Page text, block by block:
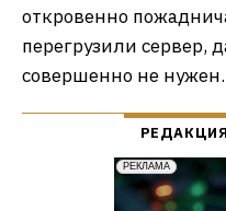
откровенно
перегрузили сервер,
совершенно не нужен.